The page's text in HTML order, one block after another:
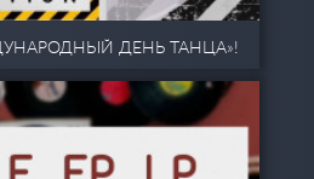
ДЕНЬ ТАНЦА»!